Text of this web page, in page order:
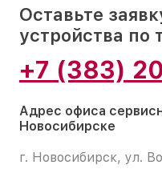
Оставьте
устройства по
+7 (383)
Адрес офиса
Новосибирске
г. Новосибирск, ул.